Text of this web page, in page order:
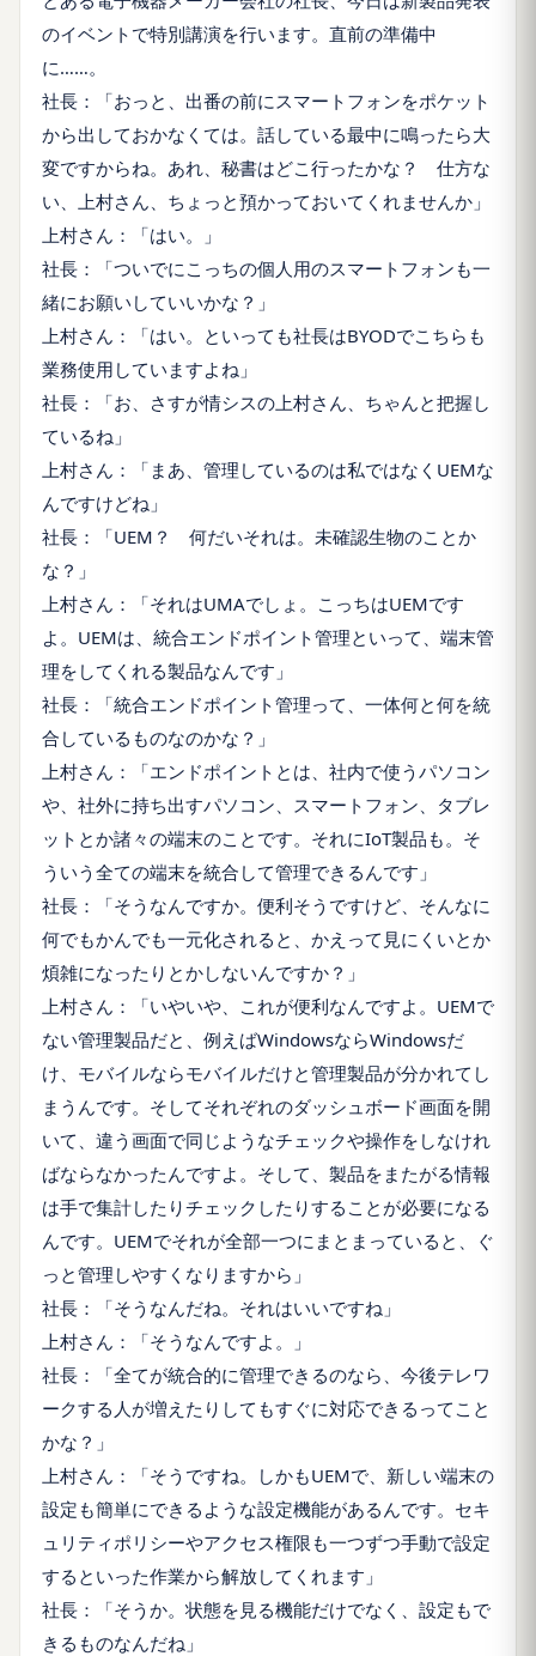
のイベントで特別講演を行います。直前の準備中
に……。
社長：「おっと、出番の前にスマートフォンをポケット
から出しておかなくては。話している最中に鳴ったら大
変ですからね。あれ、秘書はどこ行ったかな？ 仕方な
い、上村さん、ちょっと預かっておいてくれませんか」
上村さん：「はい。」
社長：「ついでにこっちの個人用のスマートフォンも一
緒にお願いしていいかな？」
上村さん：「はい。といっても社長はBYODでこちらも
業務使用していますよね」
社長：「お、さすが情シスの上村さん、ちゃんと把握し
ているね」
上村さん：「まあ、管理しているのは私ではなくUEMな
んですけどね」
社長：「UEM？ 何だいそれは。未確認生物のことか
な？」
上村さん：「それはUMAでしょ。こっちはUEMです
よ。UEMは、統合エンドポイント管理といって、端末管
理をしてくれる製品なんです」
社長：「統合エンドポイント管理って、一体何と何を統
合しているものなのかな？」
上村さん：「エンドポイントとは、社内で使うパソコン
や、社外に持ち出すパソコン、スマートフォン、タブレ
ットとか諸々の端末のことです。それにIoT製品も。そ
ういう全ての端末を統合して管理できるんです」
社長：「そうなんですか。便利そうですけど、そんなに
何でもかんでも一元化されると、かえって見にくいとか
煩雑になったりとかしないんですか？」
上村さん：「いやいや、これが便利なんですよ。UEMで
ない管理製品だと、例えばWindowsならWindowsだ
け、モバイルならモバイルだけと管理製品が分かれてし
まうんです。そしてそれぞれのダッシュボード画面を開
いて、違う画面で同じようなチェックや操作をしなけれ
ばならなかったんですよ。そして、製品をまたがる情報
は手で集計したりチェックしたりすることが必要になる
んです。UEMでそれが全部一つにまとまっていると、ぐ
っと管理しやすくなりますから」
社長：「そうなんだね。それはいいですね」
上村さん：「そうなんですよ。」
社長：「全てが統合的に管理できるのなら、今後テレワ
ークする人が増えたりしてもすぐに対応できるってこと
かな？」
上村さん：「そうですね。しかもUEMで、新しい端末の
設定も簡単にできるような設定機能があるんです。セキ
ュリティポリシーやアクセス権限も一つずつ手動で設定
するといった作業から解放してくれます」
社長：「そうか。状態を見る機能だけでなく、設定もで
きるものなんだね」